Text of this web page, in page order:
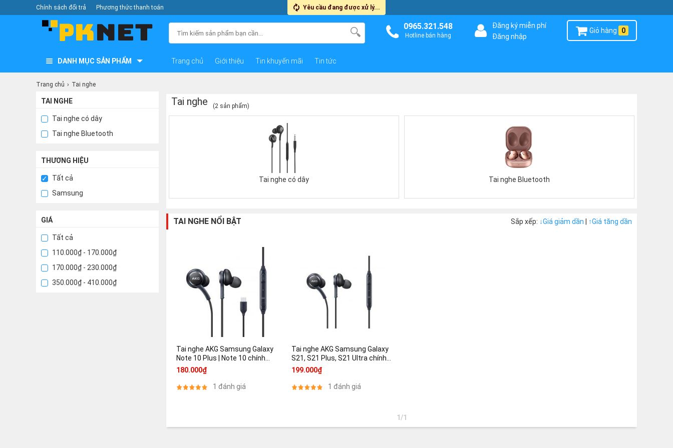
Chính sách đổi trả Phương thức thanh toán
0965.321.548
Hotline bán hàng
Đăng ký miễn phí
Đăng nhập
Giỏ hàng 0
DANH MỤC SẢN PHẨM Trang chủ Giới thiệu Tin khuyến mãi Tin tức
Trang chủ Tai nghe
TAI NGHE
Tai nghe có dây
Tai nghe Bluetooth
THƯƠNG HIỆU
Tất cả
Samsung
GIÁ
Tất cả
110.000₫ - 170.000₫
170.000₫ - 230.000₫
350.000₫ - 410.000₫
Tai nghe (2 sản phẩm)
Tai nghe có dây Tai nghe Bluetooth
TAI NGHE NỔI BẬT Sắp xếp: ↓Giá giảm dần ↑Giá tăng dần
Tai nghe AKG Samsung Galaxy
Note 10 Plus | Note 10 chính
hãng
180.000₫
1 đánh giá
Tai nghe AKG Samsung Galaxy
S21, S21 Plus, S21 Ultra chính
hãng
199.000₫
1 đánh giá
1/1
Yêu cầu đang được xử lý...